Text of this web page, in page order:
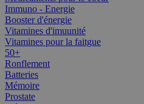
Immuno - Energie
Booster d'énergie
Vitamines d'imuunité
Vitamines pour la faitgue
50+
Ronflement
Batteries
Mémoire
Prostate